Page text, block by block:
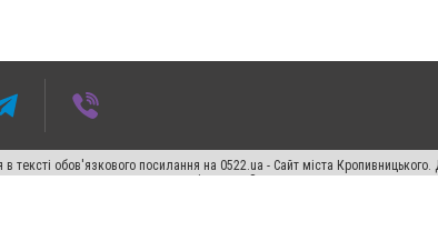
обов'язкового посилання на 0522.ua - Сайт міста
виняткових прав переслідується Законом.